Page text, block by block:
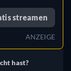
streamen
ANZEIGE
hast?